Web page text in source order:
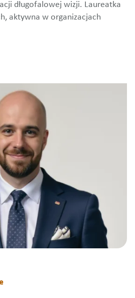
długofalowej wizji. Laureatka
aktywna w organizacjach